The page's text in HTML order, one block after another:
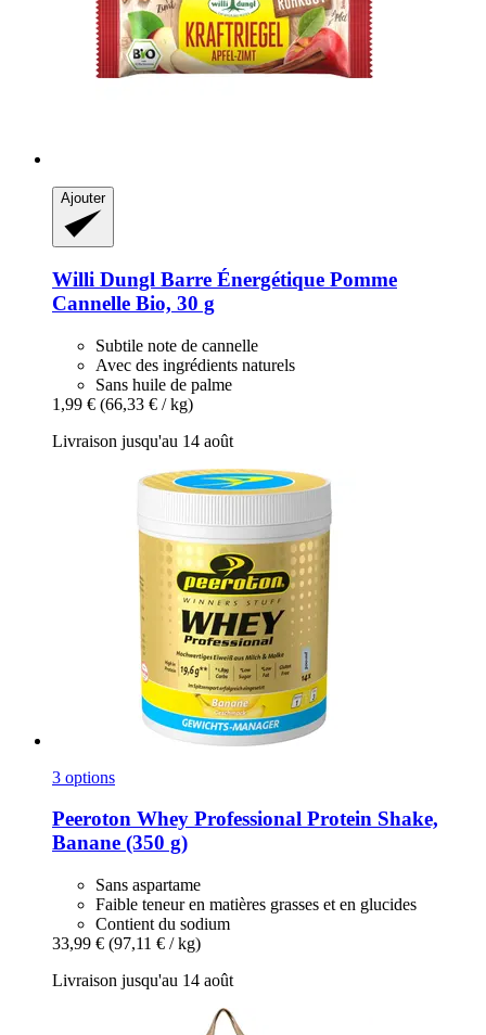
Ajouter
Willi Dungl Barre Énergétique Pomme
Cannelle Bio, 30 g
Subtile note de cannelle
Avec des ingrédients naturels
Sans huile de palme
1,99 € (66,33 € / kg)
Livraison jusqu'au 14 août
3 options
Peeroton Whey Professional Protein Shake,
Banane (350 g)
Sans aspartame
Faible teneur en matières grasses et en glucides
Contient du sodium
33,99 € (97,11 € / kg)
Livraison jusqu'au 14 août